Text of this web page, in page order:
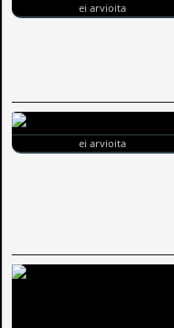
ei arvioita
ei arvioita